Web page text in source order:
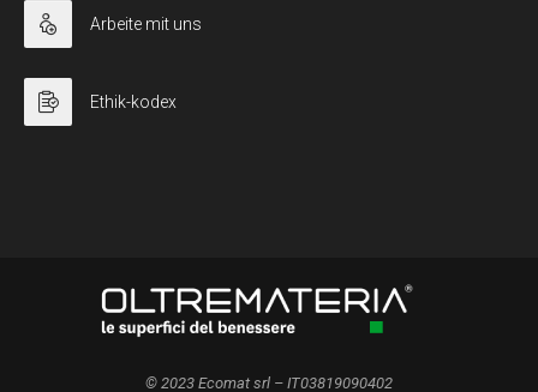
Arbeite mit uns
Ethik-kodex
© 2023 Ecomat srl – IT03819090402